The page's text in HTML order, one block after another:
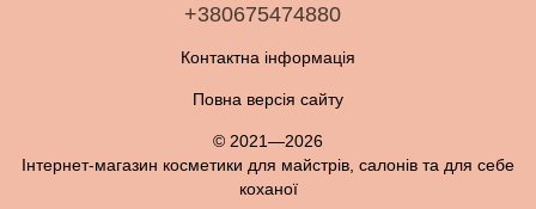
+380675474880
Контактна інформація
Повна версія сайту
© 2021—2026
Інтернет-магазин косметики для майстрів, салонів та для себе
коханої